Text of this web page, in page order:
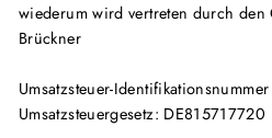
wiederum wird vertreten durch den
Brückner
Umsatzsteuer-
Umsatzsteuergesetz: DE815717720